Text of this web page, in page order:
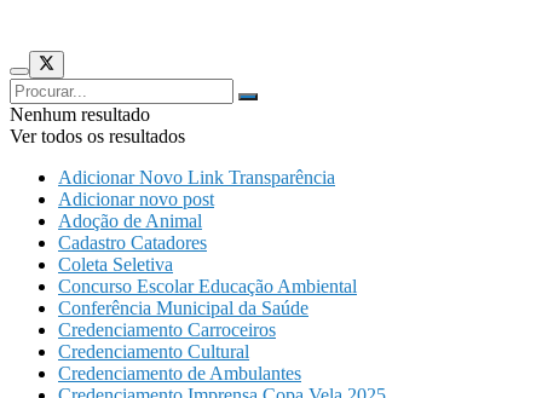
Nenhum resultado
Ver todos os resultados
Adicionar Novo Link Transparência
Adicionar novo post
Adoção de Animal
Cadastro Catadores
Coleta Seletiva
Concurso Escolar Educação Ambiental
Conferência Municipal da Saúde
Credenciamento Carroceiros
Credenciamento Cultural
Credenciamento de Ambulantes